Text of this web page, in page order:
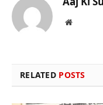
Website
RELATED POSTS